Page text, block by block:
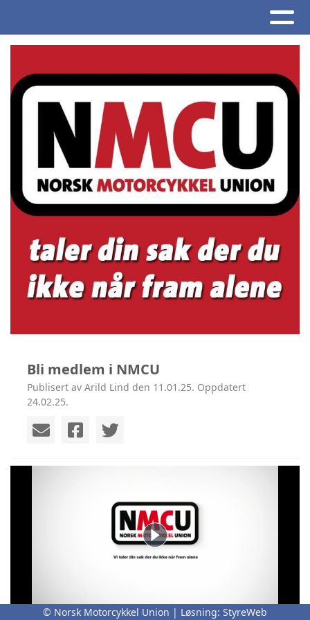
Bli medlem i NMCU
Publisert av Arild Lind den 11.01.25. Oppdatert
24.02.25.
© Norsk Motorcykkel Union | Løsning: StyreWeb